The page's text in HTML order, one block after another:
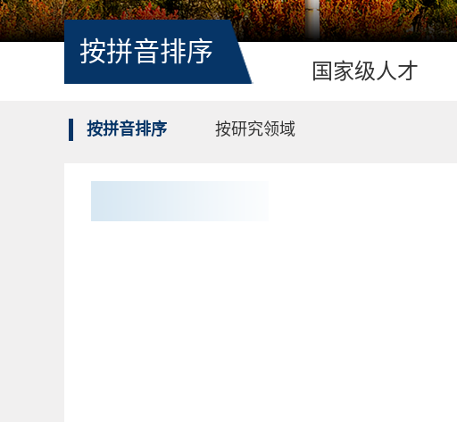
按拼音排序
国家级人才
按拼音排序 按研究领域